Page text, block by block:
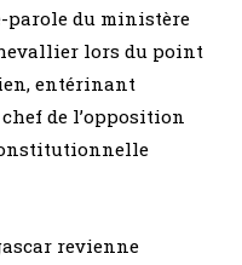
parole du ministère
lors du point
entérinant
de l’opposition
revienne